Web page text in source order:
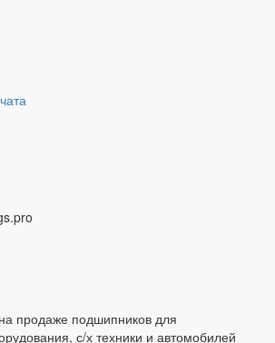
продаже подшипников для
с/х техники и автомобилей